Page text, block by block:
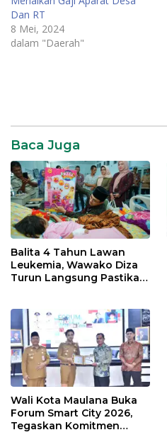
Dan RT
8 Mei, 2024
dalam "Daerah"
Baca Juga
Balita 4 Tahun Lawan
Leukemia, Wawako Diza
Turun Langsung Pastikan
Wali Kota Maulana Buka
Forum Smart City 2026,
Tegaskan Komitmen